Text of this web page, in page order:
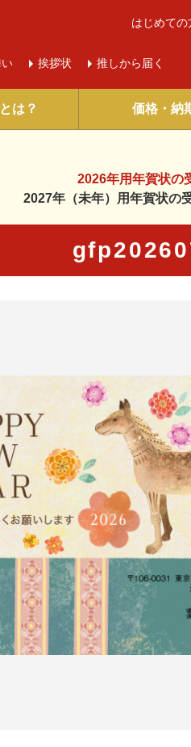
い 挨拶状 推しから届く
はじめての
は？ 価格・納
2026年用年賀状の
2027年（未年）用年賀状の